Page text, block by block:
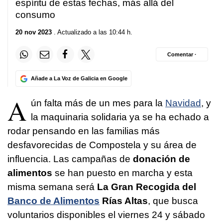
espíritu de estas fechas, más allá del
consumo
20 nov 2023 . Actualizado a las 10:44 h.
Añade a La Voz de Galicia en Google
Comentar ·
A ún falta más de un mes para la Navidad, y
la maquinaria solidaria ya se ha echado a
rodar pensando en las familias más
desfavorecidas de Compostela y su área de
influencia. Las campañas de donación de
alimentos se han puesto en marcha y esta
misma semana será La Gran Recogida del
Banco de Alimentos Rías Altas, que busca
voluntarios disponibles el viernes 24 y sábado